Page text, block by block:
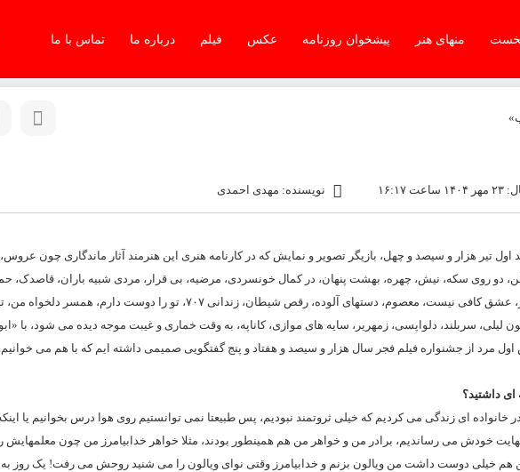
منهای هنر پیشخوان روزنامه عکس فیلم درباره ما تماس با ما
نویسنده: مهدی احمدی
اول تیر هزار و سیصد و چهل، بازیگر تصویر و نمایش که در کارنامه هنری این هنرمند آثار ماندگاری چون عروس،
دو روی سکه، نیش، چهره، بهشت پنهان، در کمال خونسردی، مرضیه، بی‌ قرار، مردی شبیه باران، قاصدک،
قهرمانان، باد و شقایق، جوانی، مردی از جنس بلور، عشق کافی نیست، معصوم، دستهای آلوده، رقص شیطان، زندانی ۷۰۷، تو را
سربلند، دلواپسی، زمهریر، سایه‌ های موازی، کاناپه، به وقت خماری و غیبت موجه دیده می شود، با
مرد از جشنواره فیلم فجر سال هزار و سیصد و هفتاد و پنج گفتگویی صمیمی داشته ایم که با هم می خوانیم.
داشتید؟
ای زندگی می کردیم که خیلی ثروتمند نبودیم، پس طبیعتا نمی توانستیم روی هوا درس بخوانیم یا
خودش می رساندیم، برادر من و خواهر من هم همینطور بودند، مثلا خواهر خدابیامرز من چون
دوست داشت من ویالون بزنم و خدابیامرز وقتی نوای ویالون را می شنید روحش می رفت! یک روز به